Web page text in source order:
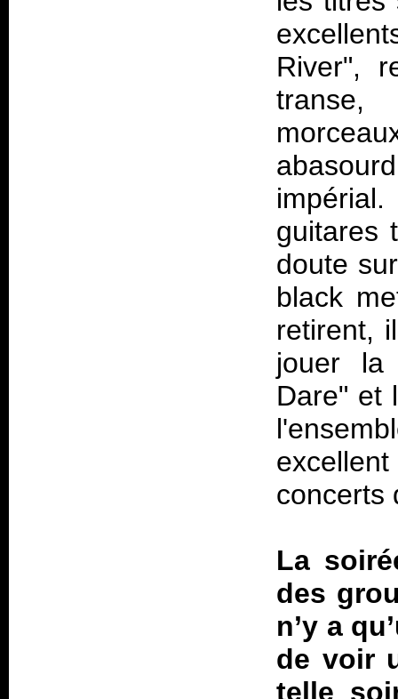
River",
impérial.
guitares
doute
black
retirent,
jouer la
Dare" et
concerts
La
des
n’y a
de voir
telle